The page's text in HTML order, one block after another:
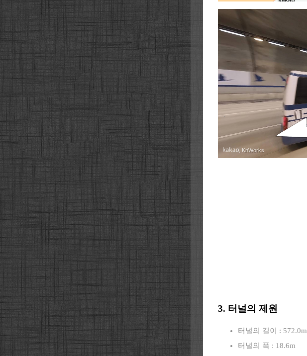
, KnWorks
3. 터널의 제원
터널의 길이 : 572.0m
터널의 폭 : 18.6m